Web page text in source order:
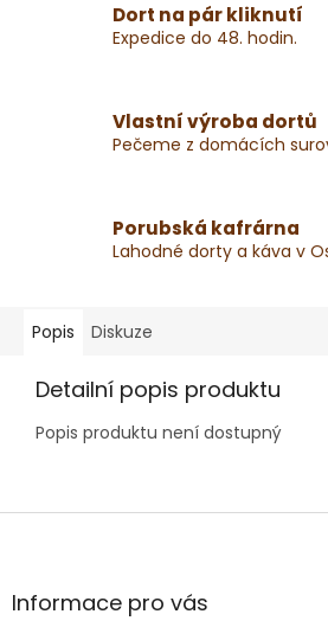
Dort na pár kliknutí
Expedice do 48. hodin.
Vlastní výroba dortů
Pečeme z domácích
Porubská kafrárna
Lahodné dorty a káva v
Popis Diskuze
Detailní popis produktu
Popis produktu není dostupný
Z
aInformace pro vás